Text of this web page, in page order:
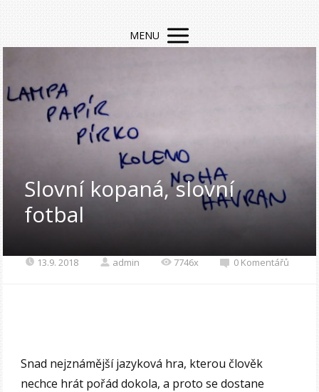
MENU
Slovní kopaná, slovní
fotbal
13.9. 2018 admin 7746x 0 Komentářů
Snad nejznámější jazyková hra, kterou člověk
nechce hrát pořád dokola, a proto se dostane